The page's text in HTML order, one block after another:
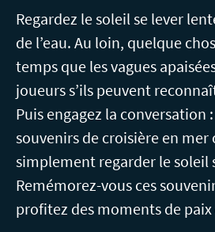
Regardez le soleil se lever
de l’eau. Au loin, quelque
temps que les vagues
joueurs s’ils peuvent
Puis engagez la conversation
souvenirs de croisière en
simplement regarder le soleil
Remémorez-vous ces
profitez des moments de paix